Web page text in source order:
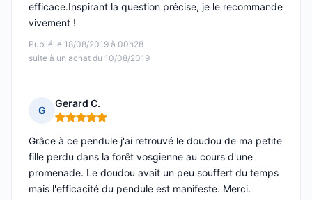
Publié le 18/08/2019 à 00h28
suite à un achat du 10/08/2019
efficace.Inspirant la question précise, je le recommande
vivement !
G
Gerard C.
Note : 5 sur 5
Grâce à ce pendule j'ai retrouvé le doudou de ma petite
fille perdu dans la forêt vosgienne au cours d'une
promenade. Le doudou avait un peu souffert du temps
mais l'efficacité du pendule est manifeste. Merci.